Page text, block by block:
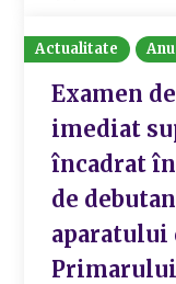
Actualitate
Examen
imediat
încadrat
de
aparatului